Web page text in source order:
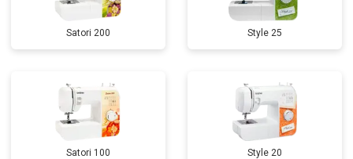
Satori 200 Style 25
Satori 100 Style 20